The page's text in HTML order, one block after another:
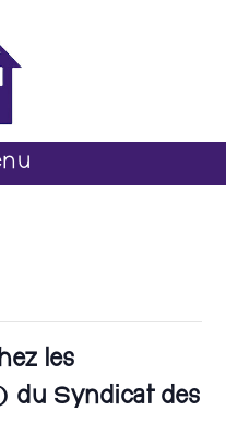
les
Syndicat des